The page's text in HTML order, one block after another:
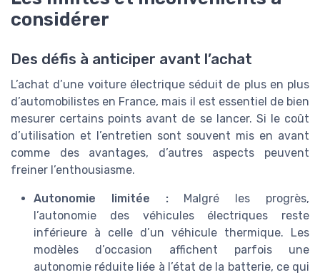
considérer
Des défis à anticiper avant l’achat
L’achat d’une voiture électrique séduit de plus en plus
d’automobilistes en France, mais il est essentiel de bien
mesurer certains points avant de se lancer. Si le coût
d’utilisation et l’entretien sont souvent mis en avant
comme des avantages, d’autres aspects peuvent
freiner l’enthousiasme.
Autonomie limitée :Malgré les progrès,
l’autonomie des véhicules électriques reste
inférieure à celle d’un véhicule thermique. Les
modèles d’occasion affichent parfois une
autonomie réduite liée à l’état de la batterie, ce qui